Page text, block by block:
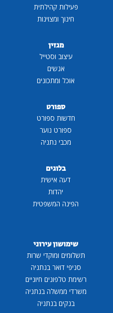
פעילות קהילתית
חינוך ומצוינות
מגזין
עיצוב וסטייל
אנשים
אוכל ומתכונים
ספורט
חדשות ספורט
ספורט נוער
מכבי נתניה
בלוגים
דעה אישית
יהדות
הפינה המשפטית
שימושון עירוני
תשלומים ומוקדי שרות
סניפי דואר בנתניה
רשימת טלפונים חיוניים
משרדי ממשלה בנתניה
בנקים בנתניה